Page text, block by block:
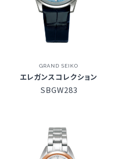
GRAND SEIKO
エレガンスコレクション
SBGW283